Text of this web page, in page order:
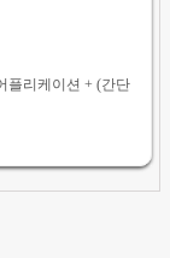
플리케이션 + (간단